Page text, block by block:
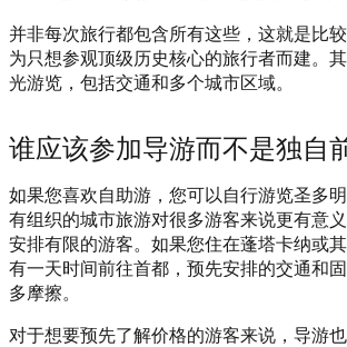
并非每次旅行都包含所有这些，这就是比
为只想参观顶级历史核心的旅行者而建。
光游览，包括交通和多个城市区域。
谁应该参加导游而不是独自
如果您喜欢自助游，您可以自行游览圣多
有组织的城市旅游对很多游客来说更有意
安排有限的游客。如果您住在蓬塔卡纳或
有一天时间前往首都，预先安排的交通和
多摩擦。
对于想要预先了解价格的游客来说，导游也